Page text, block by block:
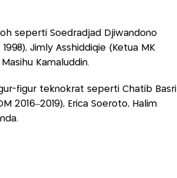
seperti Soedradjad Djiwandono
Jimly Asshiddiqie (Ketua MK
Kamaluddin.
figur teknokrat seperti Chatib Basri
2016–2019), Erica Soeroto, Halim